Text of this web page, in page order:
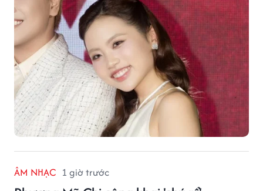
ÂM NHẠC 1 giờ trước